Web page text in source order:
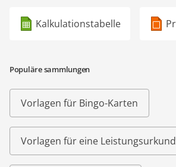
Kalkulationstabelle
Populäre sammlungen
Vorlagen für Bingo-Karten
Vorlagen für eine